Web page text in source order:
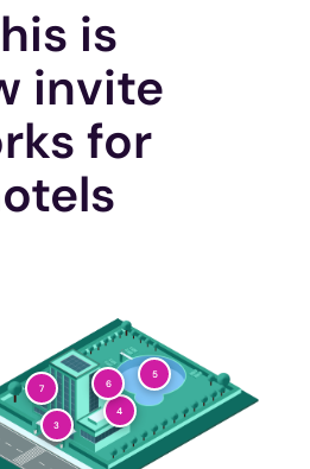
is
invite
for
3
4
5
6
7